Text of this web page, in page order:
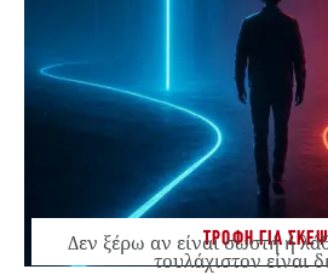
ΤΡΟΦΗ ΓΙΑ
Δεν ξέρω αν είναι σωστή ή
τουλάχιστον είναι